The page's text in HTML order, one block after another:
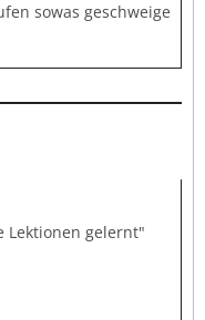
sowas geschweige
Lektionen gelernt"